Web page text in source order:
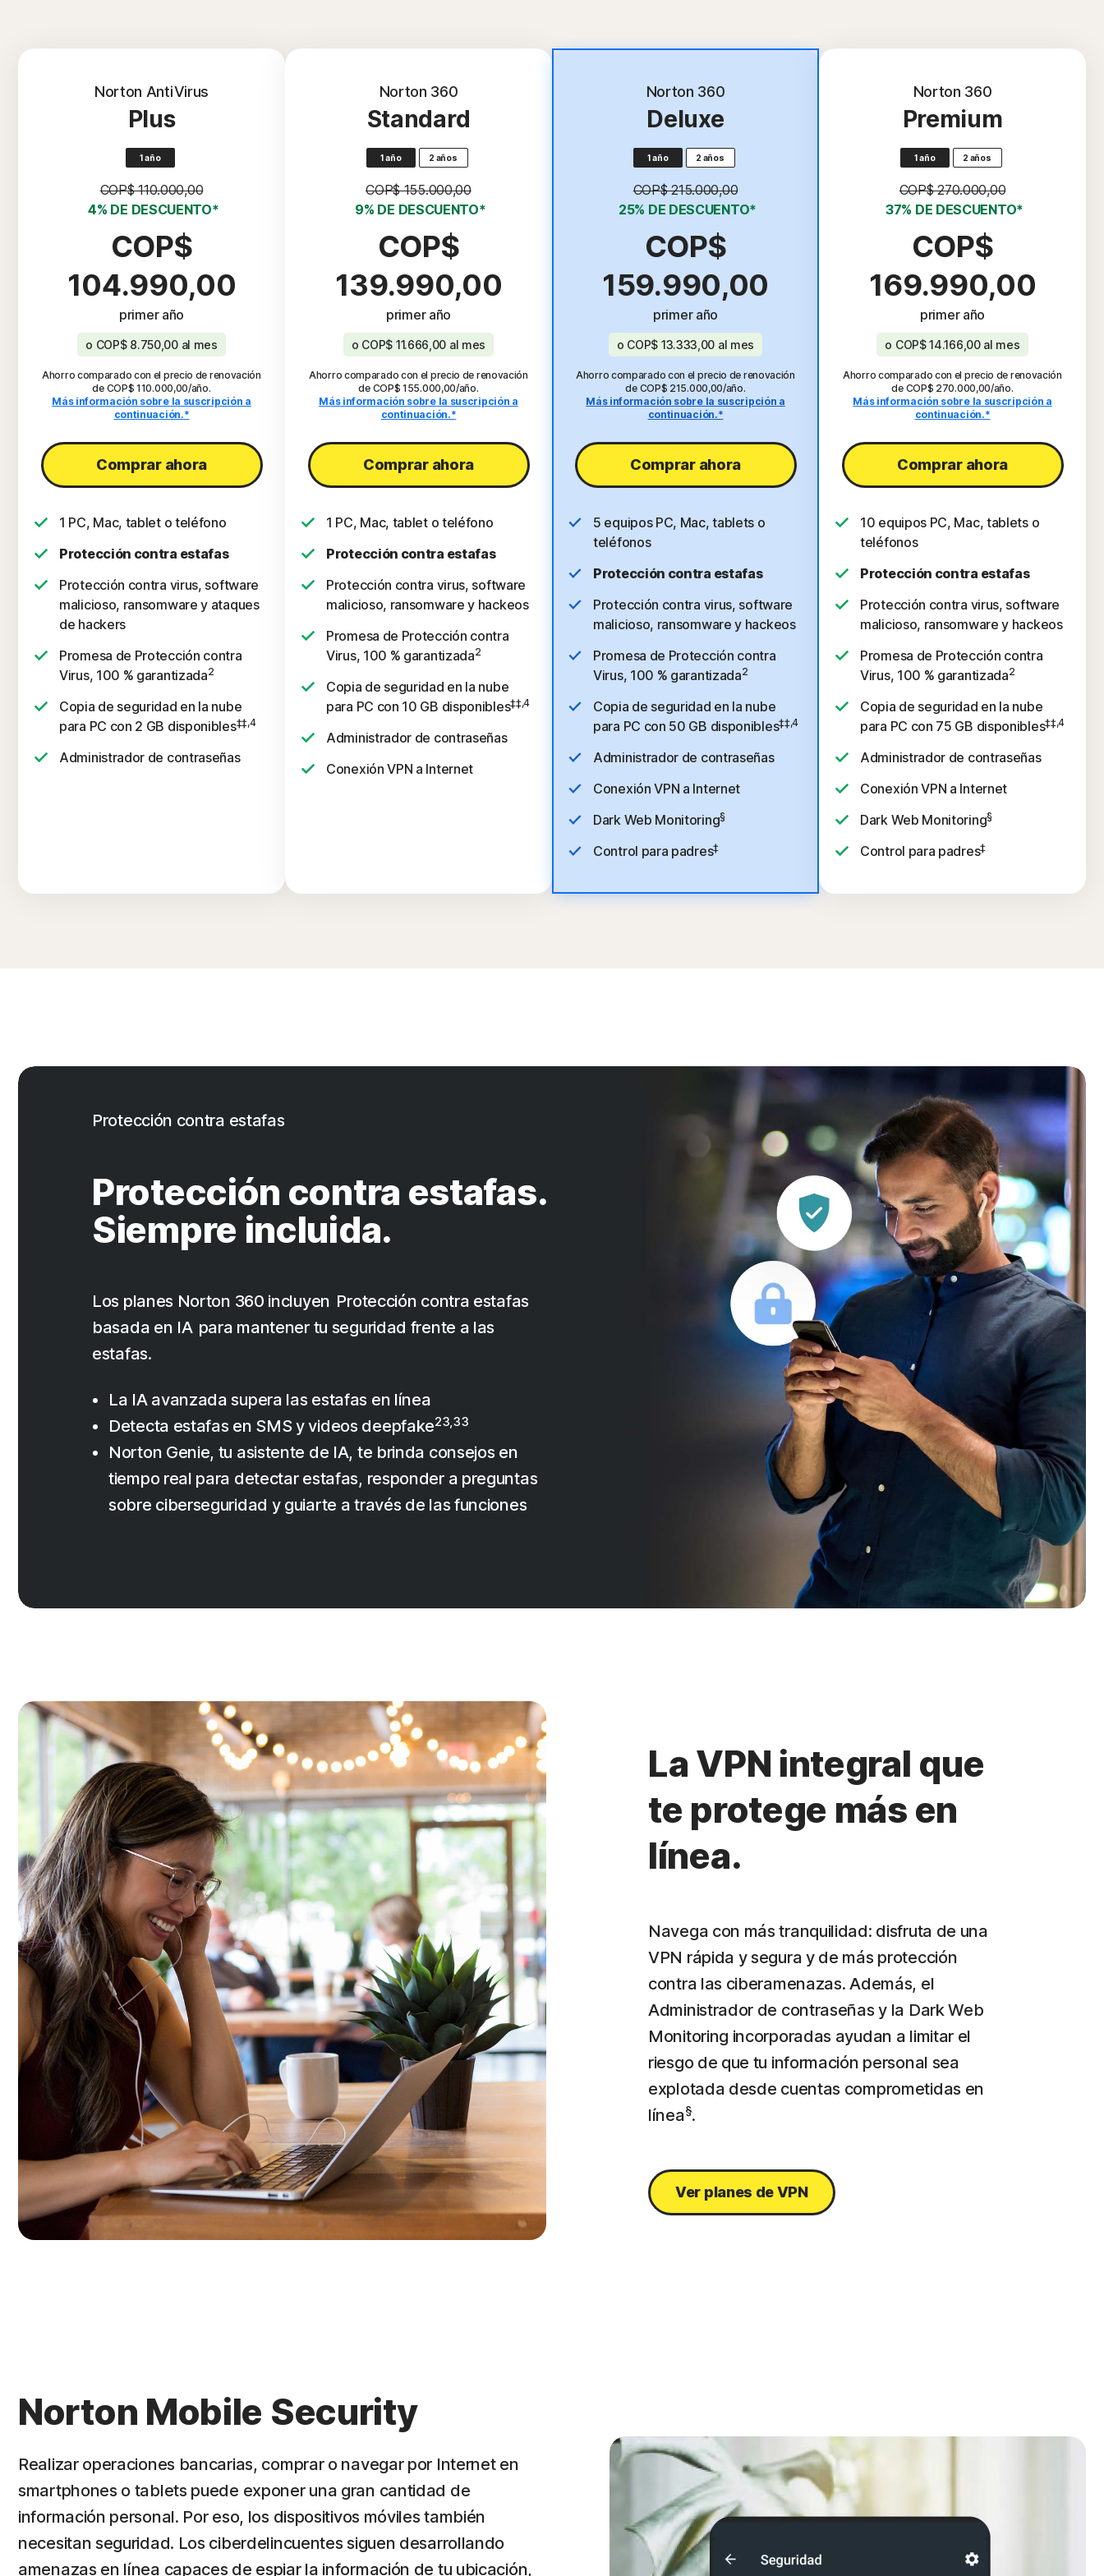
Norton AntiVirus
Plus
1 año
COP$ 110.000,00
4% DE DESCUENTO*
COP$
104.990,00
primer año
o COP$ 8.750,00 al mes
Ahorro comparado con el precio de renovación
de COP$ 110.000,00/año.
Más información sobre la suscripción a
continuación.*
Comprar ahora
1 PC, Mac, tablet o teléfono
Protección contra estafas
Protección contra virus, software
malicioso, ransomware y ataques
de hackers
Promesa de Protección contra
Virus, 100 % garantizada2
Copia de seguridad en la nube
para PC con 2 GB disponibles‡‡,4
Administrador de contraseñas
Norton 360
Standard
1 año 2 años
COP$ 155.000,00
9% DE DESCUENTO*
COP$
139.990,00
primer año
o COP$ 11.666,00 al mes
Ahorro comparado con el precio de renovación
de COP$ 155.000,00/año.
Más información sobre la suscripción a
continuación.*
Comprar ahora
1 PC, Mac, tablet o teléfono
Protección contra estafas
Protección contra virus, software
malicioso, ransomware y hackeos
Promesa de Protección contra
Virus, 100 % garantizada2
Copia de seguridad en la nube
para PC con 10 GB disponibles‡‡,4
Administrador de contraseñas
Conexión VPN a Internet
Más popular
Norton 360
Deluxe
1 año 2 años
COP$ 215.000,00
25% DE DESCUENTO*
COP$
159.990,00
primer año
o COP$ 13.333,00 al mes
Ahorro comparado con el precio de renovación
de COP$ 215.000,00/año.
Más información sobre la suscripción a
continuación.*
Comprar ahora
5 equipos PC, Mac, tablets o
teléfonos
Protección contra estafas
Protección contra virus, software
malicioso, ransomware y hackeos
Promesa de Protección contra
Virus, 100 % garantizada2
Copia de seguridad en la nube
para PC con 50 GB disponibles‡‡,4
Administrador de contraseñas
Conexión VPN a Internet
Dark Web Monitoring§
Control para padres‡
Norton 360
Premium
1 año 2 años
COP$ 270.000,00
37% DE DESCUENTO*
COP$
169.990,00
primer año
o COP$ 14.166,00 al mes
Ahorro comparado con el precio de renovación
de COP$ 270.000,00/año.
Más información sobre la suscripción a
continuación.*
Comprar ahora
10 equipos PC, Mac, tablets o
teléfonos
Protección contra estafas
Protección contra virus, software
malicioso, ransomware y hackeos
Promesa de Protección contra
Virus, 100 % garantizada2
Copia de seguridad en la nube
para PC con 75 GB disponibles‡‡,4
Administrador de contraseñas
Conexión VPN a Internet
Dark Web Monitoring§
Control para padres‡
Protección contra estafas
Protección contra estafas.
Siempre incluida.
Los planes Norton 360 incluyen Protección contra estafas
basada en IA para mantener tu seguridad frente a las
estafas.
La IA avanzada supera las estafas en línea
Detecta estafas en SMS y videos deepfake23,33
Norton Genie, tu asistente de IA, te brinda consejos en
tiempo real para detectar estafas, responder a preguntas
sobre ciberseguridad y guiarte a través de las funciones
La VPN integral que
te protege más en
línea.
Navega con más tranquilidad: disfruta de una
VPN rápida y segura y de más protección
contra las ciberamenazas. Además, el
Administrador de contraseñas y la Dark Web
Monitoring incorporadas ayudan a limitar el
riesgo de que tu información personal sea
explotada desde cuentas comprometidas en
línea§.
Ver planes de VPN
Norton Mobile Security
Realizar operaciones bancarias, comprar o navegar por Internet en
smartphones o tablets puede exponer una gran cantidad de
información personal. Por eso, los dispositivos móviles también
necesitan seguridad. Los ciberdelincuentes siguen desarrollando
amenazas en línea capaces de espiar la información de tu ubicación,